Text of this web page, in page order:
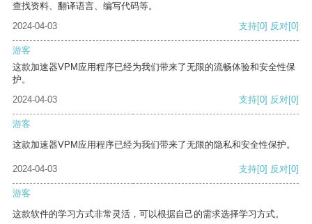
查找资料、翻译语言、编写代码等。
2024-04-03
支持[0] 反对[0]
游客
这款加速器VPM应用程序已经为我们带来了无限的流畅体验和安全性保
护。
2024-04-03
支持[0] 反对[0]
游客
这款加速器VPM应用程序已经为我们带来了无限的隐私和安全性保护。
2024-04-03 支持[0] 反对[0]
游客
这款软件的学习方式非常灵活，可以根据自己的需求选择学习方式。